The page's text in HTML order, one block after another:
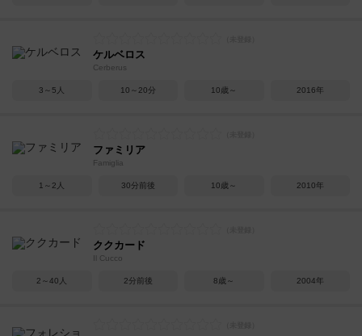
ケルベロス
Cerberus
3～5人 10～20分 10歳～ 2016年
ファミリア
Famiglia
1～2人 30分前後 10歳～ 2010年
ククカード
Il Cucco
2～40人 2分前後 8歳～ 2004年